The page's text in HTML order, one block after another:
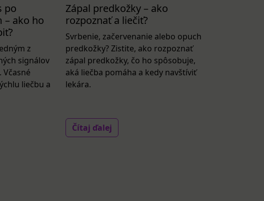
po
– ako ho
z
signálov
liečbu a
Zápal predkožky – ako
rozpoznať a liečiť?
Svrbenie, začervenanie alebo opuch
predkožky? Zistite, ako rozpoznať
zápal predkožky, čo ho spôsobuje,
aká liečba pomáha a kedy navštíviť
lekára.
Čítaj ďalej